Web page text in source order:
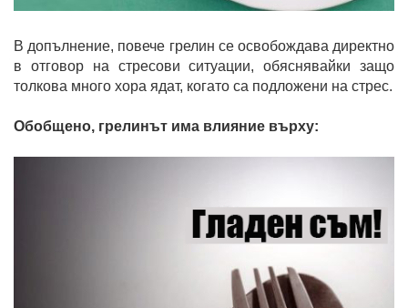
В допълнение, повече грелин се освобождава директно
в отговор на стресови ситуации, обяснявайки защо
толкова много хора ядат, когато са подложени на стрес.
Обобщено, грелинът има влияние върху: